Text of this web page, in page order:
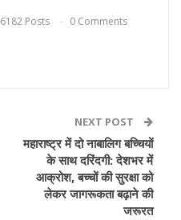
6182 Posts 0 Comments
NEXT POST
महाराष्ट्र में दो नाबालिग बच्चियों
के साथ दरिंदगी: देशभर में
आक्रोश, बच्चों की सुरक्षा को
लेकर जागरूकता बढ़ाने की
जरूरत